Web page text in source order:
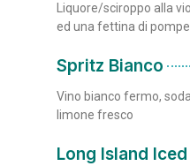
Liquore/sciroppo alla
ed una fettina di
Spritz Bianco
Vino bianco fermo,
limone fresco
Long Island Iced